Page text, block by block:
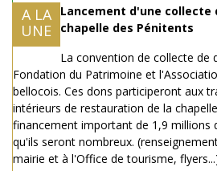
A LA
UNE
Lancement d'une collecte
chapelle des Pénitents
La convention de collecte de
Fondation du Patrimoine et
bellocois. Ces dons participeront aux
intérieurs de restauration de la
financement important de 1,9 millions
qu'ils seront nombreux.
mairie et à l'Office de tourisme,